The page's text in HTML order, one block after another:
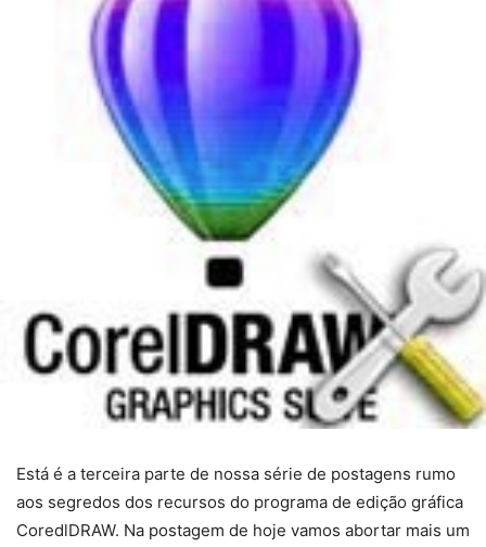
Está é a terceira parte de nossa série de postagens rumo
aos segredos dos recursos do programa de edição gráfica
CoredlDRAW. Na postagem de hoje vamos abortar mais um